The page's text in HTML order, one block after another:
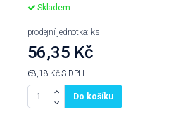
Skladem
prodejní jednotka: ks
56,35 Kč
68,18 KčS DPH
Do košíku